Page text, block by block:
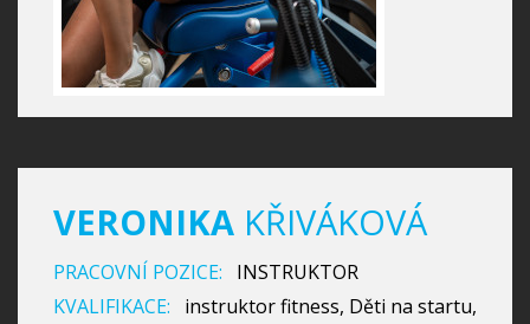
VERONIKA KŘIVÁKOVÁ
PRACOVNÍ POZICE:
INSTRUKTOR
KVALIFIKACE:
instruktor fitness, Děti na startu,